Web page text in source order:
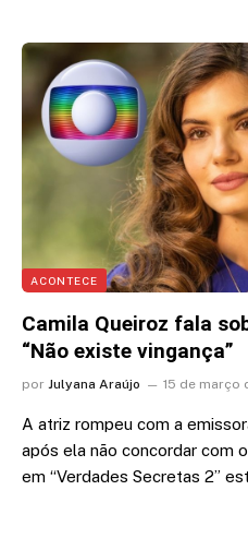
ACONTECE
Camila Queiroz fala
“Não existe vingança”
por Julyana Araújo 15 de março
A atriz rompeu com a
após ela não concordar com
em “Verdades Secretas 2”